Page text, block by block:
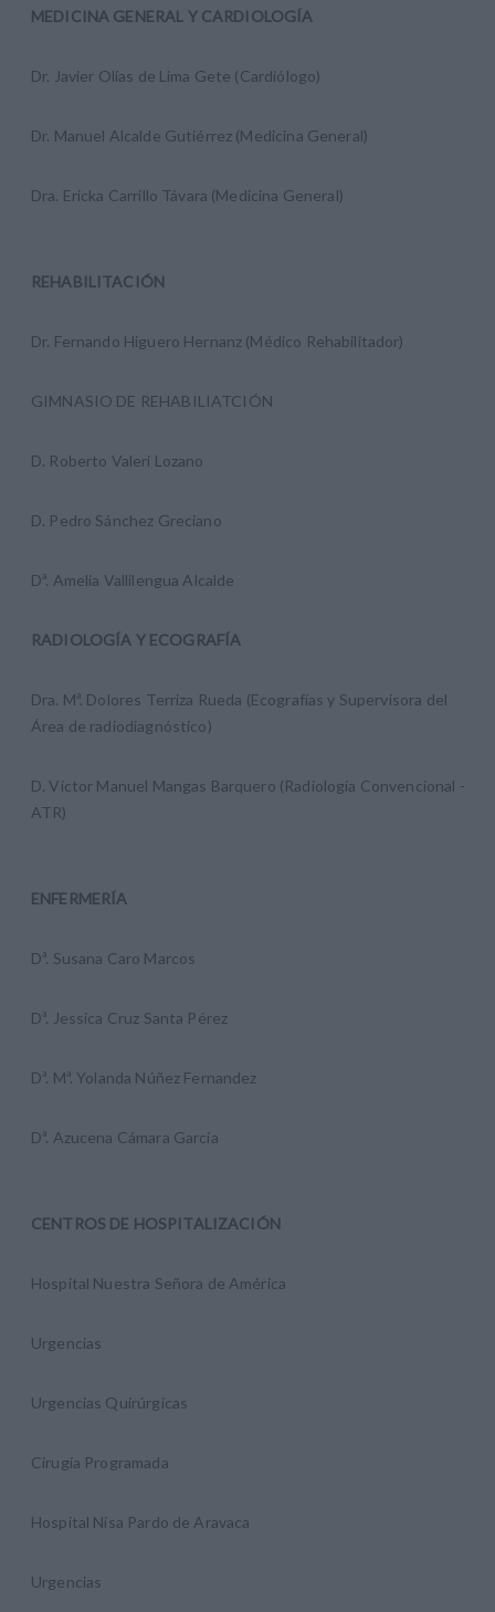
MEDICINA GENERAL Y CARDIOLOGÍA
Dr. Javier Olías de Lima Gete (Cardiólogo)
Dr. Manuel Alcalde Gutiérrez (Medicina General)
Dra. Ericka Carrillo Távara (Medicina General)
REHABILITACIÓN
Dr. Fernando Higuero Hernanz (Médico Rehabilitador)
GIMNASIO DE REHABILIATCIÓN
D. Roberto Valeri Lozano
D. Pedro Sánchez Greciano
Dª. Amelia Vallilengua Alcalde
RADIOLOGÍA Y ECOGRAFÍA
Dra. Mª. Dolores Terriza Rueda (Ecografías y Supervisora del
Área de radiodiagnóstico)
D. Víctor Manuel Mangas Barquero (Radiología Convencional -
ATR)
ENFERMERÍA
Dª. Susana Caro Marcos
Dª. Jessica Cruz Santa Pérez
Dª. Mª. Yolanda Núñez Fernandez
Dª. Azucena Cámara Garcia
CENTROS DE HOSPITALIZACIÓN
Hospital Nuestra Señora de América
Urgencias
Urgencias Quirúrgicas
Cirugía Programada
Hospital Nisa Pardo de Aravaca
Urgencias